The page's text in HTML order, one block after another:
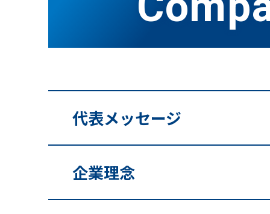
代表メッセージ
企業理念